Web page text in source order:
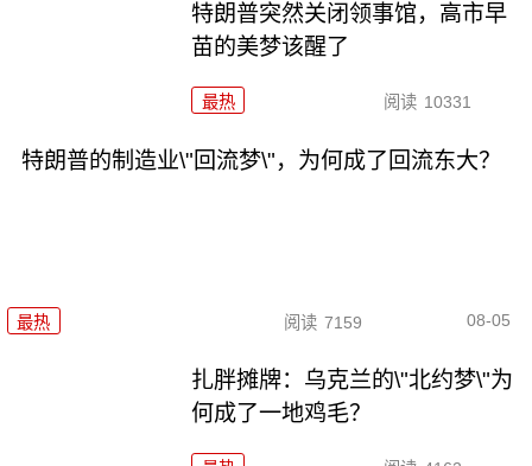
特朗普突然关闭领事馆，高市早
苗的美梦该醒了
最热 阅读 10331
特朗普的制造业\"回流梦\"，为何成了回流东大？
最热 阅读 7159 08-05
扎胖摊牌：乌克兰的\"北约梦\"为
何成了一地鸡毛？